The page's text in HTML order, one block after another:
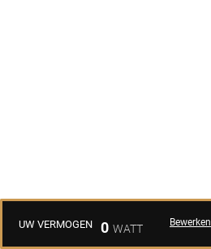
UW VERMOGEN 0 Bewerken